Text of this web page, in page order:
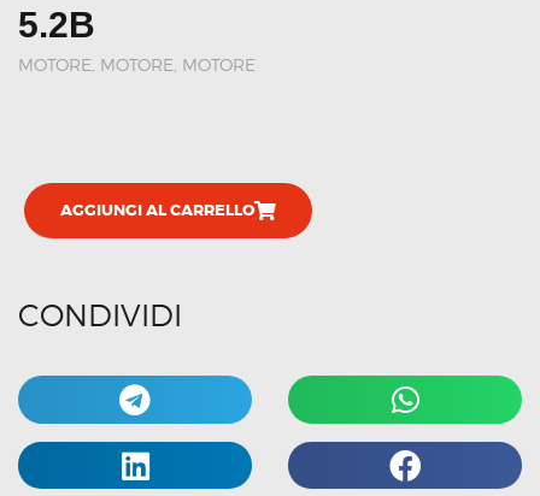
5.2B
MOTORE MOTORE, MOTORE
AGGIUNGI AL CARRELLO
CONDIVIDI